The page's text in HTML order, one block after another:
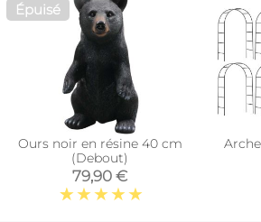
Épuisé
Ours noir en résine 40 cm
(Debout)
79,90 €